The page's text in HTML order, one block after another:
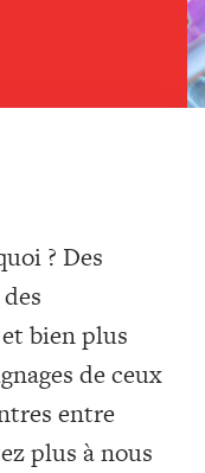
? Des
bien plus
de ceux
entre
plus à nous